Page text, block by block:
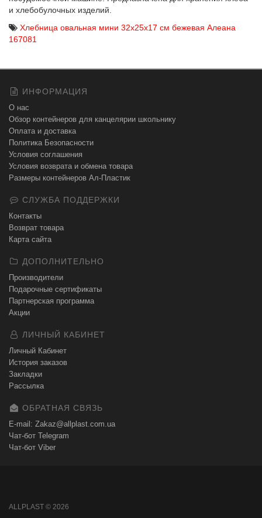
и хлебобулочных изделий.
Хлебница овальная мини 32х25х17 см бежевая Алеана
167081
ИНФОРМАЦИЯ
О нас
Обзор контейнеров для канцелярии школьнику
Оплата и доставка
Политика Безопасности
Условия соглашения
Условия возврата и обмена товара
Размеры контейнеров Ал-Пластик
СЛУЖБА ПОДДЕРЖКИ
Контакты
Возврат товара
Карта сайта
ДОПОЛНИТЕЛЬНО
Производители
Подарочные сертификаты
Партнерская программа
Акции
ЛИЧНЫЙ КАБИНЕТ
Личный Кабинет
История заказов
Закладки
Рассылка
ОБРАТНАЯ СВЯЗЬ
E-mail: Zakaz@allplast.com.ua
Чат-бот Telegram
Чат-бот Viber
ALLPLAST © 2026